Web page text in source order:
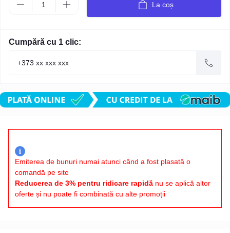
La coș
Cumpără cu 1 clic:
i
Emiterea de bunuri numai atunci când a fost plasată o
comandă pe site
Reducerea de 3% pentru ridicare rapidă nu se aplică altor
oferte și nu poate fi combinată cu alte promoții